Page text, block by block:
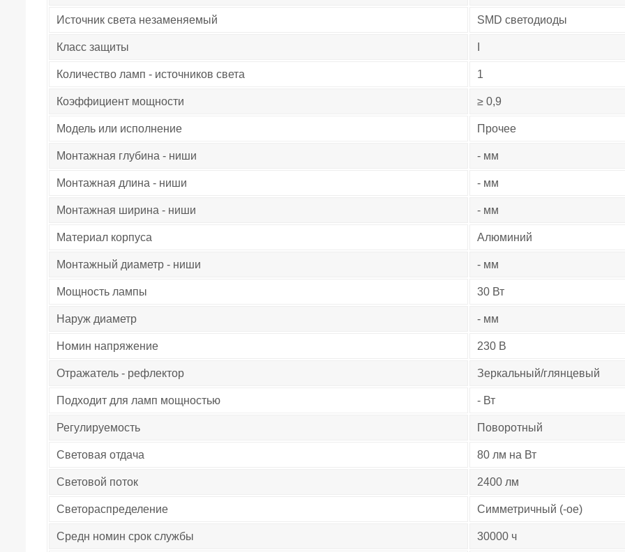
Источник света незаменяемый SMD светодиоды
Класс защиты
Количество ламп - источников света 1
Коэффициент мощности ≥ 0,9
Модель или исполнение Прочее
Монтажная глубина - ниши - мм
Монтажная длина - ниши - мм
Монтажная ширина - ниши - мм
Материал корпуса Алюминий
Монтажный диаметр - ниши - мм
Мощность лампы 30 Вт
Наруж диаметр - мм
Номин напряжение 230 В
Отражатель - рефлектор Зеркальный/глянцевый
Подходит для ламп мощностью - Вт
Регулируемость Поворотный
Световая отдача 80 лм на Вт
Световой поток 2400 лм
Светораспределение Симметричный (-ое)
Средн номин срок службы 30000 ч